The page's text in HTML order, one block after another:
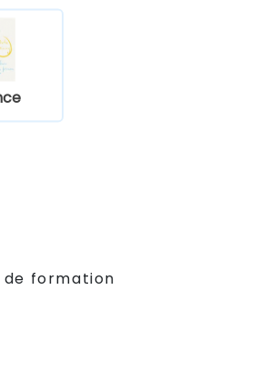
de formation